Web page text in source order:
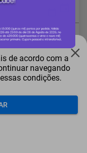
de acordo com a
navegando
condições.